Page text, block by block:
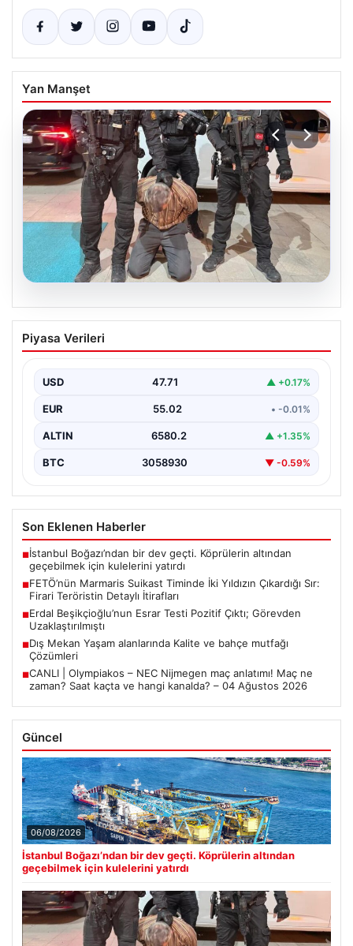
Yan Manşet
05.08.2026
FETÖ’nün Marmaris Suikast Timinde İki
Yıldızın Çıkardığı Sır: Firari Teröristin
15 Temmuz 2016 tarihinde gerçekleştirilen başarısız
girişimin…
Piyasa Verileri
USD 47.71 ▲ +0.17%
EUR 55.02 • -0.01%
ALTIN 6580.2 ▲ +1.35%
BTC 3058930 ▼ -0.59%
Son Eklenen Haberler
■İstanbul Boğazı’ndan bir dev geçti. Köprülerin altından
geçebilmek için kulelerini yatırdı
■FETÖ’nün Marmaris Suikast Timinde İki Yıldızın Çıkardığı Sır:
Firari Teröristin Detaylı İtirafları
■Erdal Beşikçioğlu’nun Esrar Testi Pozitif Çıktı; Görevden
Uzaklaştırılmıştı
■Dış Mekan Yaşam alanlarında Kalite ve bahçe mutfağı
Çözümleri
■CANLI | Olympiakos – NEC Nijmegen maç anlatımı! Maç ne
zaman? Saat kaçta ve hangi kanalda? – 04 Ağustos 2026
Güncel
06/08/2026
İstanbul Boğazı’ndan bir dev geçti. Köprülerin altından
geçebilmek için kulelerini yatırdı